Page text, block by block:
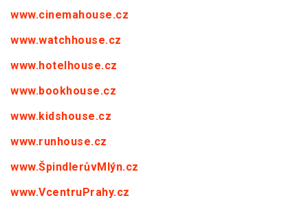
www.cinemahouse.cz
www.watchhouse.cz
www.hotelhouse.cz
www.bookhouse.cz
www.kidshouse.cz
www.runhouse.cz
www.ŠpindlerůvMlýn.cz
www.VcentruPrahy.cz